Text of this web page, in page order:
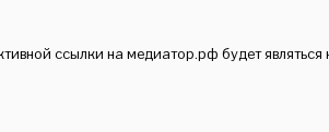
ссылки на медиатор.рф будет